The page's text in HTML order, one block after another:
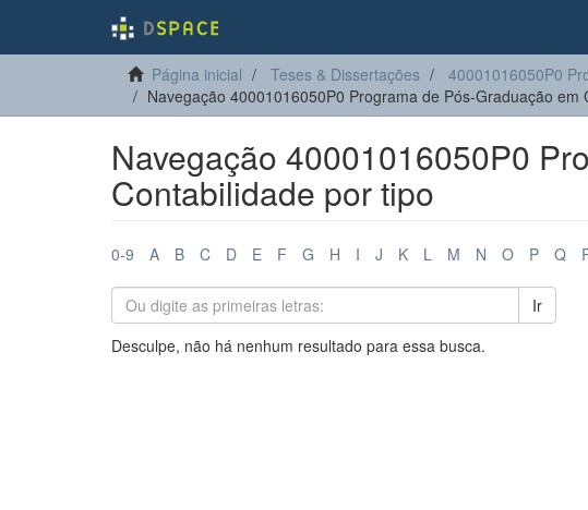
Página inicial Teses & Dissertações
40001016050P0
Navegação 40001016050P0 Programa de Pós-Graduação em
Navegação 40001016050P0
Contabilidade por tipo
0-9 A B C D E F G H I J K L M N O P Q
Ir
Desculpe, não há nenhum resultado para essa busca.